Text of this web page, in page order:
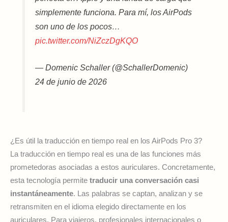
simplemente funciona. Para mí, los AirPods
son uno de los pocos…
pic.twitter.com/NiZczDgKQO
— Domenic Schaller (@SchallerDomenic)
24 de junio de 2026
¿Es útil la traducción en tiempo real en los AirPods Pro 3?
La traducción en tiempo real es una de las funciones más
prometedoras asociadas a estos auriculares. Concretamente,
esta tecnología permite traducir una conversación casi
instantáneamente. Las palabras se captan, analizan y se
retransmiten en el idioma elegido directamente en los
auriculares. Para viajeros, profesionales internacionales o